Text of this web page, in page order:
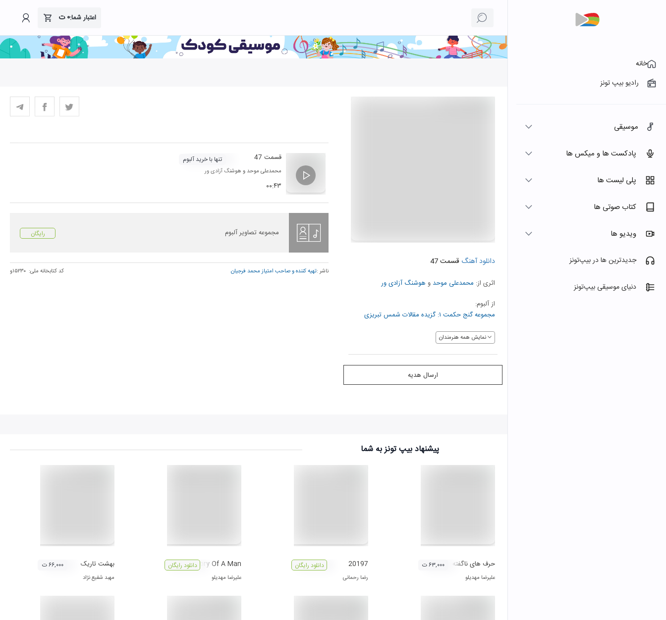
اعتبار شما:۰ت
خانه
رادیو بیپ تونز
موسیقی
پادکست ها و میکس ها
پلی لیست ها
کتاب صوتی ها
ویدیو ها
جدیدترین ها در بیپ‌تونز
دنیای موسیقی بیپ‌تونز
دانلود آهنگ قسمت 47
اثری از: محمدعلی موحد و هوشنگ آزادی ور
از آلبوم:
مجموعه گنج حکمت ۱: گزیده مقالات شمس تبریزی
نمایش همه هنرمندان
ارسال هدیه
قسمت 47
محمدعلی موحد و هوشنگ آزادی ور
۰۰:۴۳
تنها با خرید آلبوم
مجموعه تصاویر آلبوم رایگان
ناشر :تهيه كننده و صاحب امتياز محمد فرجيان کد کتابخانه ملی: ۱۵۲۳۰و
پیشنهاد بیپ تونز به شما
حرف های ناگفته
علیرضا مهدیلو
۶۳,۰۰۰ ت 20197
رضا رحمانی
دانلود رایگان The Story Of A Man
علیرضا مهدیلو
دانلود رایگان بهشت تاریک
مهبد شفیع نژاد
۶۶,۰۰۰ ت